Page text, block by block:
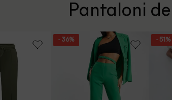
Pantaloni
- 36% - 51%